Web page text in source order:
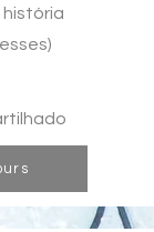
história